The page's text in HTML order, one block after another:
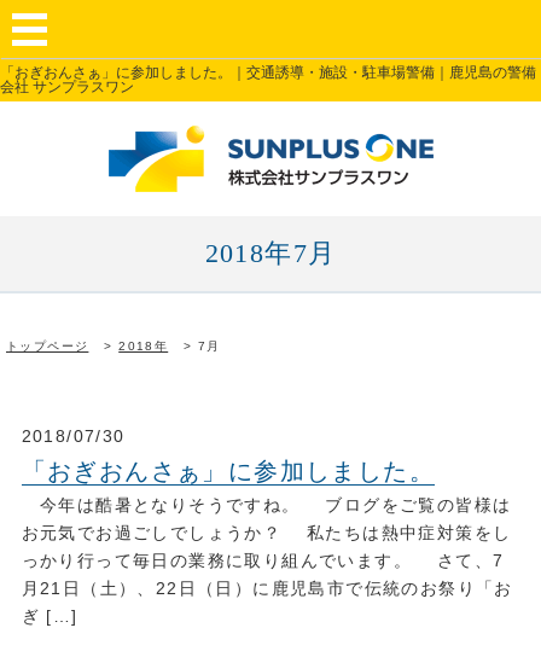
「おぎおんさぁ」に参加しました。｜交通誘導・施設・駐車場警備｜鹿児島の警備
会社 サンプラスワン
2018年7月
トップページ 2018年 7月
2018/07/30
「おぎおんさぁ」に参加しました。
今年は酷暑となりそうですね。 ブログをご覧の皆様は
お元気でお過ごしでしょうか？ 私たちは熱中症対策をし
っかり行って毎日の業務に取り組んでいます。 さて、7
月21日（土）、22日（日）に鹿児島市で伝統のお祭り「お
ぎ […]